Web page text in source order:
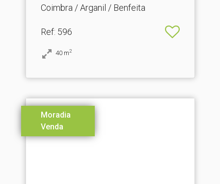
Coimbra / Arganil / Benfeita
Ref: 596
40 m2
Moradia
Venda